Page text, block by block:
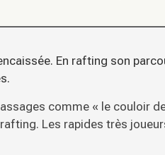
En rafting son
comme « le couloir
rafting. Les rapides très